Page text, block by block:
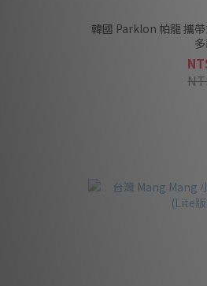
韓國 Parklon 帕龍 攜